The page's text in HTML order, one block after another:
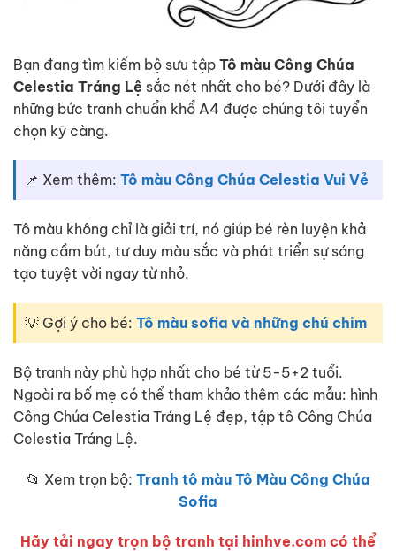
Bạn đang tìm kiếm bộ sưu tập Tô màu Công Chúa
Celestia Tráng Lệ sắc nét nhất cho bé? Dưới đây là
những bức tranh chuẩn khổ A4 được chúng tôi tuyển
chọn kỹ càng.
📌 Xem thêm: Tô màu Công Chúa Celestia Vui Vẻ
Tô màu không chỉ là giải trí, nó giúp bé rèn luyện khả
năng cầm bút, tư duy màu sắc và phát triển sự sáng
tạo tuyệt vời ngay từ nhỏ.
💡 Gợi ý cho bé: Tô màu sofia và những chú chim
Bộ tranh này phù hợp nhất cho bé từ 5-5+2 tuổi.
Ngoài ra bố mẹ có thể tham khảo thêm các mẫu: hình
Công Chúa Celestia Tráng Lệ đẹp, tập tô Công Chúa
Celestia Tráng Lệ.
📂 Xem trọn bộ: Tranh tô màu Tô Màu Công Chúa
Sofia
Hãy tải ngay trọn bộ tranh tại hinhve.com có thể